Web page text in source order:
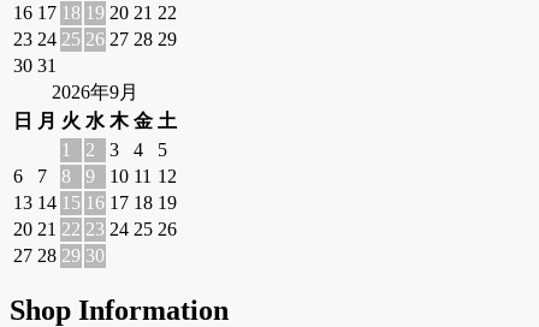
16 17 18 19 20 21 22
23 24 25 26 27 28 29
30 31
2026年9月
日
月 火 水 木 金 土
1
2 3 4
5
6
7 8 9 10 11 12
13 14 15 16 17 18 19
20 21 22 23 24 25 26
27 28 29 30
Shop Information